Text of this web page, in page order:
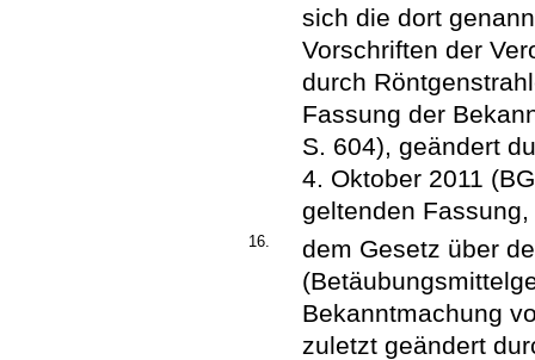
sich die dort
Vorschriften der
durch
Fassung der
S. 604), geändert
4. Oktober 2011
geltenden
16.
dem Gesetz über
Bekanntmachung
zuletzt geändert